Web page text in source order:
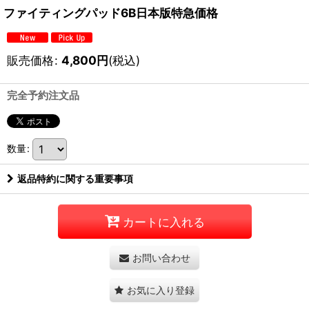
ファイティングパッド6B日本版特急価格
販売価格: 4,800円(税込)
完全予約注文品
数量:
返品特約に関する重要事項
カートに入れる
お問い合わせ
お気に入り登録